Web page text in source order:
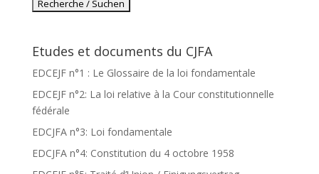
Etudes et documents du CJFA
EDCEJF n°1 : Le Glossaire de la loi fondamentale
EDCEJF n°2: La loi relative à la Cour constitutionnelle
fédérale
EDCJFA n°3: Loi fondamentale
EDCJFA n°4: Constitution du 4 octobre 1958